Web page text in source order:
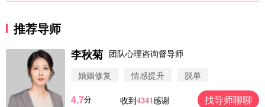
推荐导师
李秋菊 团队心理咨询督导师
婚姻修复
情感提升 脱单
4.7分 收到4341感谢 找导师聊聊